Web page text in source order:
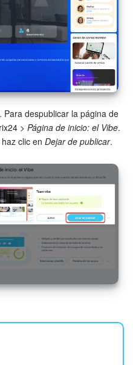
. Para despublicar la página de
> Página de inicio: el Vibe.
clic en Dejar de publicar.